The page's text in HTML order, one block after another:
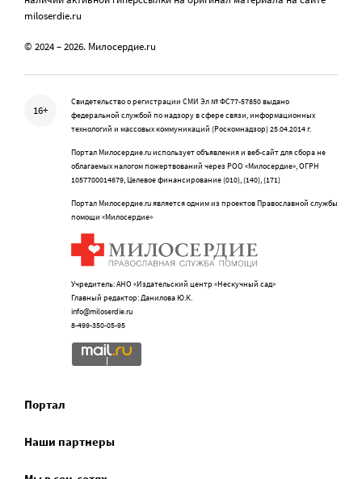
miloserdie.ru
© 2024 – 2026. Милосердие.ru
16+
Свидетельство о регистрации СМИ Эл № ФС77-57850 выдано
федеральной службой по надзору в сфере связи, информационных
технологий и массовых коммуникаций (Роскомнадзор) 25.04.2014 г.
Портал Милосердие.ru использует объявления и веб-сайт для сбора не
облагаемых налогом пожертвований через РОО «Милосердие», ОГРН
1057700014679, Целевое финансирование (010), (140), (171)
Портал Милосердие.ru является одним из проектов Православной службы
помощи «Милосердие»
Учредитель: АНО «Издательский центр «Нескучный сад»
Главный редактор: Данилова Ю.К.
info@miloserdie.ru
8-499-350-05-95
Портал
Наши партнеры